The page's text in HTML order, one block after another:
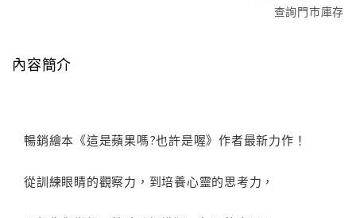
查詢門市庫存
內容簡介
暢銷繪本《這是蘋果嗎?也許是喔》作者最新力作！
從訓練眼睛的觀察力，到培養心靈的思考力，